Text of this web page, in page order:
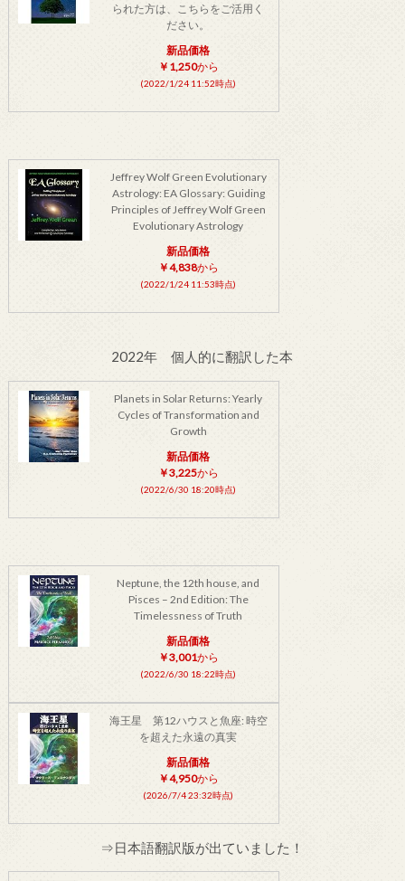
られた方は、こちらをご活用く
ださい。
新品価格
￥1,250から
(2022/1/24 11:52時点)
Jeffrey Wolf Green Evolutionary
Astrology: EA Glossary: Guiding
Principles of Jeffrey Wolf Green
Evolutionary Astrology
新品価格
￥4,838から
(2022/1/24 11:53時点)
2022年 個人的に翻訳した本
Planets in Solar Returns: Yearly
Cycles of Transformation and
Growth
新品価格
￥3,225から
(2022/6/30 18:20時点)
Neptune, the 12th house, and
Pisces – 2nd Edition: The
Timelessness of Truth
新品価格
￥3,001から
(2022/6/30 18:22時点)
海王星 第12ハウスと魚座: 時空
を超えた永遠の真実
新品価格
￥4,950から
(2026/7/4 23:32時点)
⇒日本語翻訳版が出ていました！